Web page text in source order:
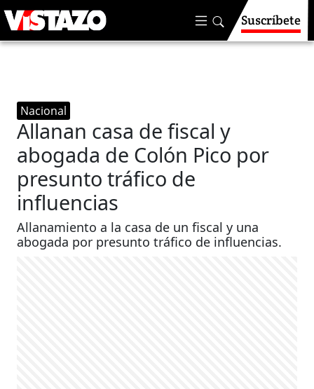
Suscríbete
Nacional
Allanan casa de fiscal y
abogada de Colón Pico por
presunto tráfico de
influencias
Allanamiento a la casa de un fiscal y una
abogada por presunto tráfico de influencias.